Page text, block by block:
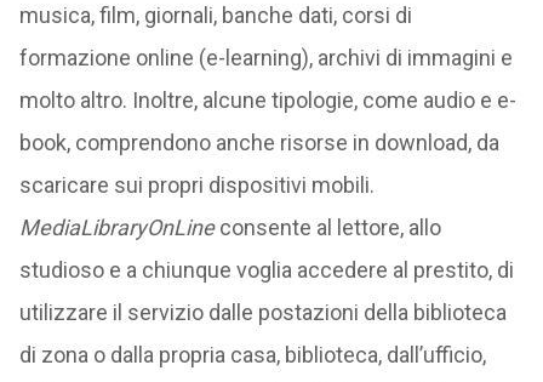
musica, film, giornali, banche dati, corsi di
formazione online (e-learning), archivi di immagini e
molto altro. Inoltre, alcune tipologie, come audio e e-
book, comprendono anche risorse in download, da
scaricare sui propri dispositivi mobili.
MediaLibraryOnLineconsente al lettore, allo
studioso e a chiunque voglia accedere al prestito, di
utilizzare il servizio dalle postazioni della biblioteca
di zona o dalla propria casa, biblioteca, dall’ufficio,